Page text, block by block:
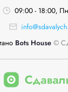
09:00 - 18:00,
Bots House ©